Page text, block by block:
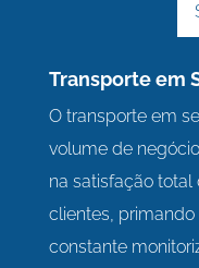
Transporte em
O transporte em
volume de
na satisfação total
clientes,
constante